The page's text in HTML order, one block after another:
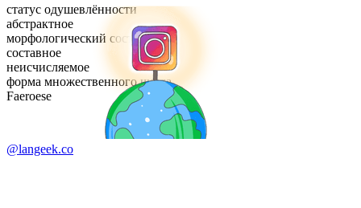
статус одушевлённости
абстрактное
морфологический состав
составное
неисчисляемое
форма множественного числа
Faeroese
@langeek.co